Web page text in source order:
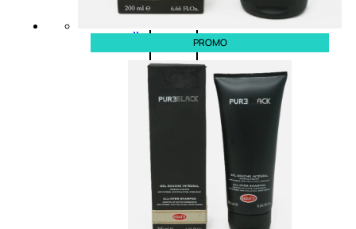
Aggiungi
carrello
PROMO
Fragranze
Nature
Donna
L’OCCITANE
PROMO